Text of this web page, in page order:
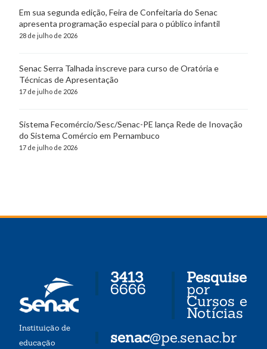
Em sua segunda edição, Feira de Confeitaria do Senac
apresenta programação especial para o público infantil
28 de julho de 2026
Senac Serra Talhada inscreve para curso de Oratória e
Técnicas de Apresentação
17 de julho de 2026
Sistema Fecomércio/Sesc/Senac-PE lança Rede de Inovação
do Sistema Comércio em Pernambuco
17 de julho de 2026
Instituição de
educação
3413
6666
senac@pe.senac.br
Pesquise
por
Cursos e
Notícias